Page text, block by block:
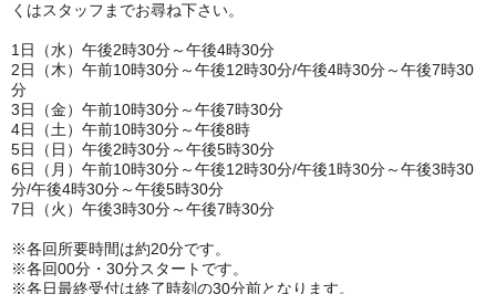
くはスタッフまでお尋ね下さい。
1日（水）午後2時30分～午後4時30分
2日（木）午前10時30分～午後12時30分/午後4時30分～午後7時30
分
3日（金）午前10時30分～午後7時30分
4日（土）午前10時30分～午後8時
5日（日）午後2時30分～午後5時30分
6日（月）午前10時30分～午後12時30分/午後1時30分～午後3時30
分/午後4時30分～午後5時30分
7日（火）午後3時30分～午後7時30分
※各回所要時間は約20分です。
※各回00分・30分スタートです。
※各日最終受付は終了時刻の30分前となります。